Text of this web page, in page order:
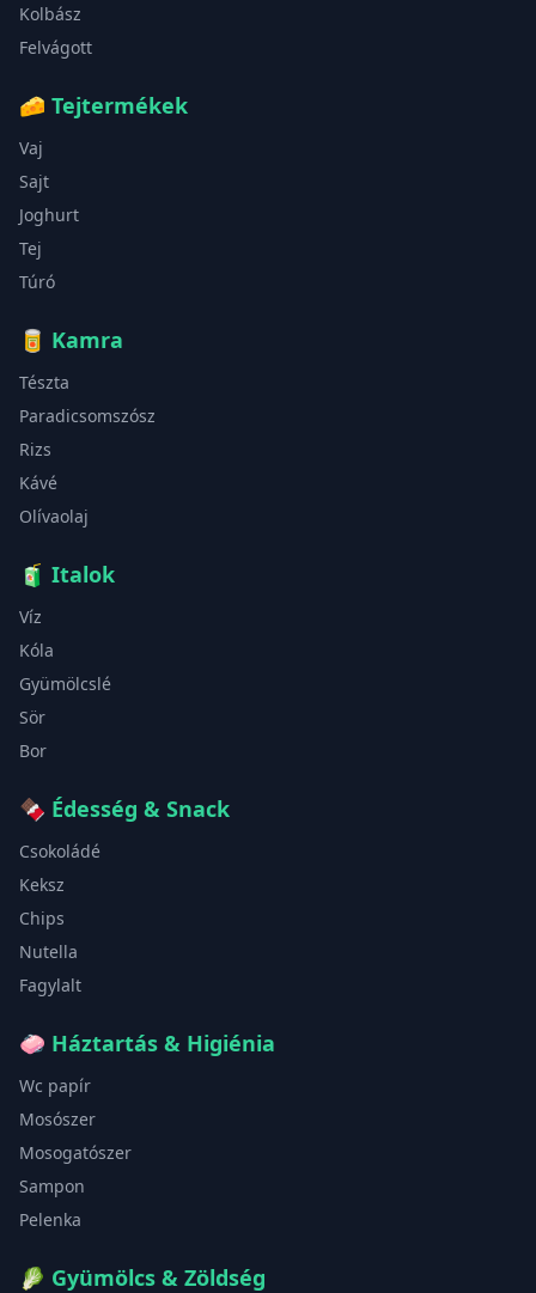
Kolbász
Felvágott
🧀 Tejtermékek
Vaj
Sajt
Joghurt
Tej
Túró
🥫 Kamra
Tészta
Paradicsomszósz
Rizs
Kávé
Olívaolaj
🧃 Italok
Víz
Kóla
Gyümölcslé
Sör
Bor
🍫 Édesség & Snack
Csokoládé
Keksz
Chips
Nutella
Fagylalt
🧼 Háztartás & Higiénia
Wc papír
Mosószer
Mosogatószer
Sampon
Pelenka
🥬 Gyümölcs & Zöldség